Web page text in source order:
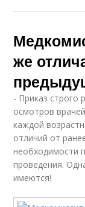
же
- Приказ строго
осмотров
каждой
отличий от
необходимости
проведения.
имеются!